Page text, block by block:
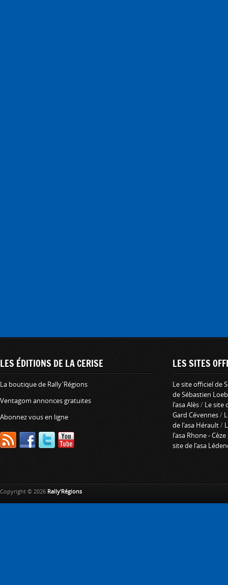
LES ÉDITIONS DE LA CERISE
La boutique de Rally'Régions
Ventagom annonces gratuites
Abonnez vous en ligne
LES SITES
Le site officiel de
de Sébastien Loeb
l'asa Alès/ Le site
Gard Cévennes/
de l'asa Hérault/
l'asa Rhone - Cèze
site de l'asa
Copyright © 2026 Rally'Régions